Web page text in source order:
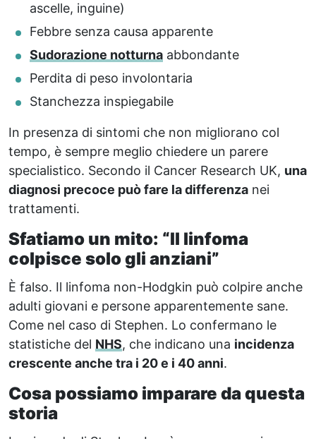
ascelle, inguine)
Febbre senza causa apparente
Sudorazione notturna abbondante
Perdita di peso involontaria
Stanchezza inspiegabile
In presenza di sintomi che non migliorano col
tempo, è sempre meglio chiedere un parere
specialistico. Secondo il Cancer Research UK, una
diagnosi precoce può fare la differenza nei
trattamenti.
Sfatiamo un mito: “Il linfoma
colpisce solo gli anziani”
È falso. Il linfoma non-Hodgkin può colpire anche
adulti giovani e persone apparentemente sane.
Come nel caso di Stephen. Lo confermano le
statistiche del NHS, che indicano una incidenza
crescente anche tra i 20 e i 40 anni.
Cosa possiamo imparare da questa
storia